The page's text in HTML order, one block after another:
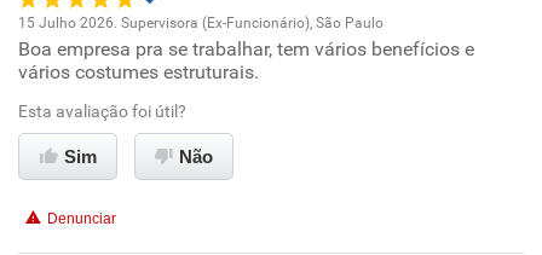
Conciliação com a vida familiar
Recomenda esta empresa
Oportunidade de promoção
Ambiente de trabalho
Conciliação com a vida familiar
15 Julho 2026. Supervisora (Ex-Funcionário), São Paulo
Boa empresa pra se trabalhar, tem vários benefícios e
vários costumes estruturais.
Esta avaliação foi útil?
Sim Não
Denunciar